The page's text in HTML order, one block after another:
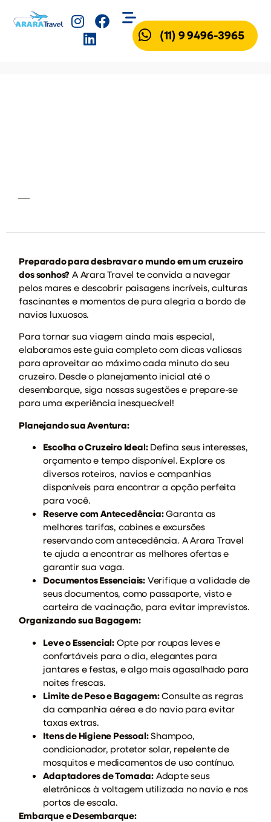
(11) 9 9496-3965
Preparado para desbravar o mundo em um cruzeiro
dos sonhos? A Arara Travel te convida a navegar
pelos mares e descobrir paisagens incríveis, culturas
fascinantes e momentos de pura alegria a bordo de
navios luxuosos.
Para tornar sua viagem ainda mais especial,
elaboramos este guia completo com dicas valiosas
para aproveitar ao máximo cada minuto do seu
cruzeiro. Desde o planejamento inicial até o
desembarque, siga nossas sugestões e prepare-se
para uma experiência inesquecível!
Planejando sua Aventura:
Escolha o Cruzeiro Ideal:Defina seus interesses,
orçamento e tempo disponível. Explore os
diversos roteiros, navios e companhias
disponíveis para encontrar a opção perfeita
para você.
Reserve com Antecedência:Garanta as
melhores tarifas, cabines e excursões
reservando com antecedência. A Arara Travel
te ajuda a encontrar as melhores ofertas e
garantir sua vaga.
Documentos Essenciais: Verifique a validade de
seus documentos, como passaporte, visto e
carteira de vacinação, para evitar imprevistos.
Organizando sua Bagagem:
Leve o Essencial: Opte por roupas leves e
confortáveis para o dia, elegantes para
jantares e festas, e algo mais agasalhado para
noites frescas.
Limite de Peso e Bagagem:Consulte as regras
da companhia aérea e do navio para evitar
taxas extras.
Itens de Higiene Pessoal:Shampoo,
condicionador, protetor solar, repelente de
mosquitos e medicamentos de uso contínuo.
Adaptadores de Tomada: Adapte seus
eletrônicos à voltagem utilizada no navio e nos
portos de escala.
Embarque e Desembarque: